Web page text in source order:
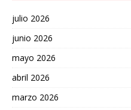
julio 2026
junio 2026
mayo 2026
abril 2026
marzo 2026